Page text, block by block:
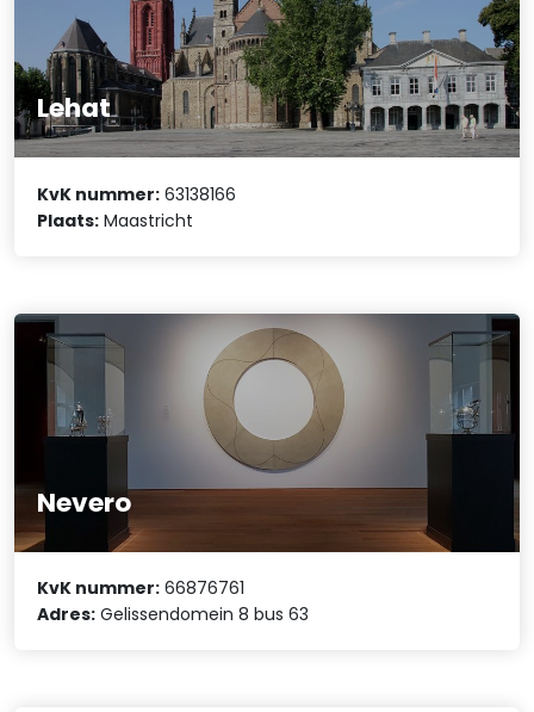
Lehat
KvK nummer: 63138166
Plaats: Maastricht
Nevero
KvK nummer: 66876761
Adres: Gelissendomein 8 bus 63